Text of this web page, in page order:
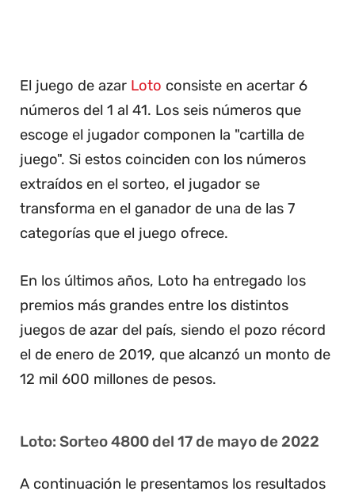
El juego de azar Loto consiste en acertar 6
números del 1 al 41. Los seis números que
escoge el jugador componen la "cartilla de
juego". Si estos coinciden con los números
extraídos en el sorteo, el jugador se
transforma en el ganador de una de las 7
categorías que el juego ofrece.
En los últimos años, Loto ha entregado los
premios más grandes entre los distintos
juegos de azar del país, siendo el pozo récord
el de enero de 2019, que alcanzó un monto de
12 mil 600 millones de pesos.
Loto: Sorteo 4800 del 17 de mayo de 2022
A continuación le presentamos los resultados